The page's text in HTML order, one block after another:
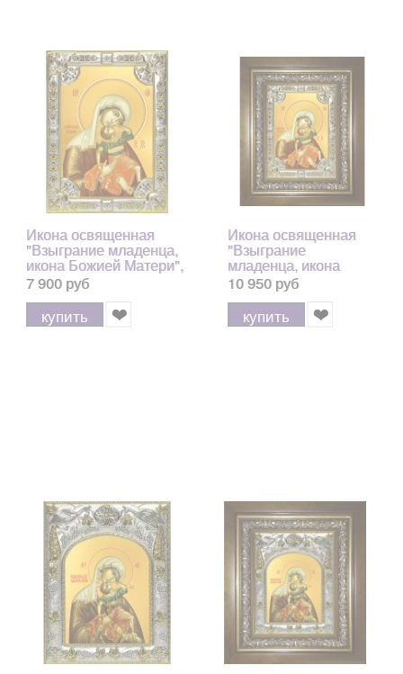
Икона освященная
"Взыграние младенца,
икона Божией Матери",
18x24 см, со стразами
арт.245137
7 900 руб
купить
Икона освященная
"Взыграние
младенца, икона
Божией Матери", в
киоте 24x30 см
арт.245138
10 950 руб
купить